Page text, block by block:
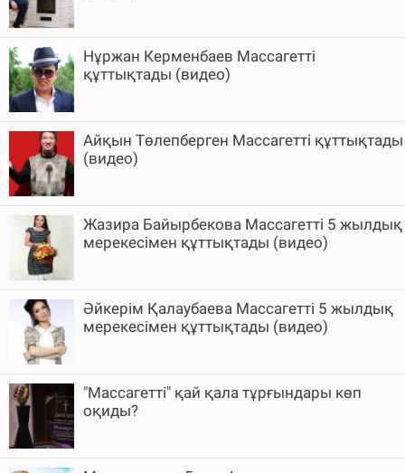
Нұржан Керменбаев Массагетті
құттықтады (видео)
Айқын Төлепберген Массагетті құттықтады
(видео)
Жазира Байырбекова Массагетті 5 жылдық
мерекесімен құттықтады (видео)
Әйкерім Қалаубаева Массагетті 5 жылдық
мерекесімен құттықтады (видео)
"Массагетті" қай қала тұрғындары көп
оқиды?